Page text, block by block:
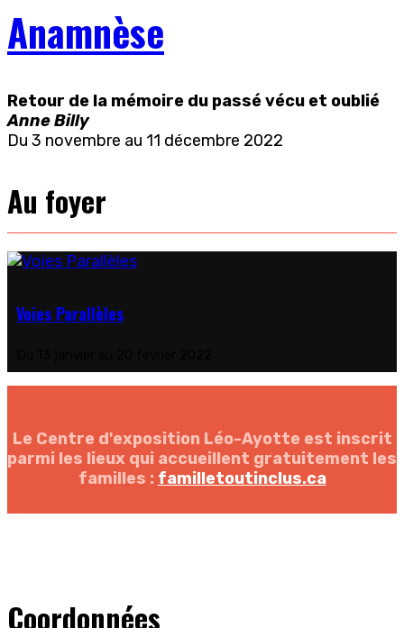
Anamnèse
Retour de la mémoire du passé vécu et oublié
Anne Billy
Du 3 novembre au 11 décembre 2022
Au foyer
Voies Parallèles
Le Centre d'exposition Léo-Ayotte est inscrit
parmi les lieux qui accueillent gratuitement les
familles : familletoutinclus.ca
Coordonnées